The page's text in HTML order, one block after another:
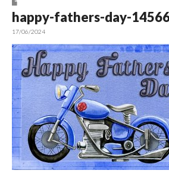
happy-fathers-day-
17/06/2024